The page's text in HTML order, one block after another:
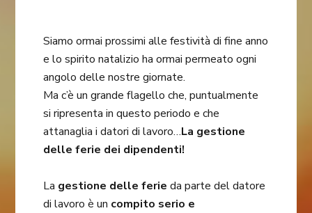
Siamo ormai prossimi alle festività di fine anno
e lo spirito natalizio ha ormai permeato ogni
angolo delle nostre giornate.
Ma c’è un grande flagello che, puntualmente
si ripresenta in questo periodo e che
attanaglia i datori di lavoro…La gestione
delle ferie dei dipendenti!
La gestione delle ferie da parte del datore
di lavoro è un compito serio e